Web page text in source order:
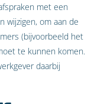
met een
wijzigen, om aan de
(bijvoorbeeld het
te kunnen komen.
daarbij